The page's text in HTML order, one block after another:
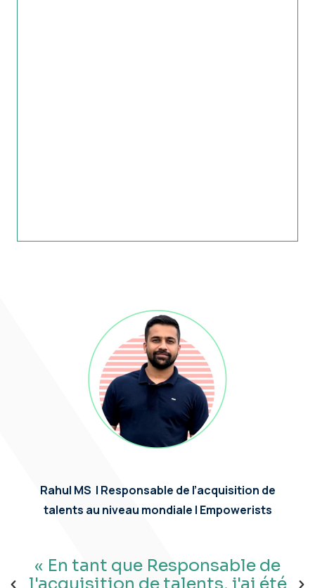
Rahul MS | Responsable de l’acquisition de
talents au niveau mondiale | Empowerists
« En tant que Responsable de